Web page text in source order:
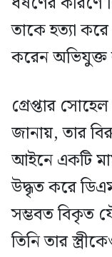
তাকে হত্যা
করেন অভিযুক্ত
গ্রেপ্তার
জানায়, তার
আইনে একটি
উদ্ধৃত করে
সম্ভবত বিকৃত
তিনি তার